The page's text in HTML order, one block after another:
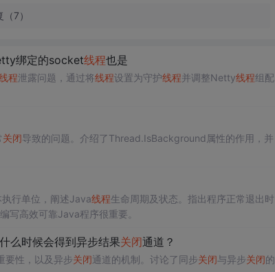
7）
绑定的socket线程也是
程泄露问题，通过将线程设置为守护线程并调整Netty线程组配
关闭导致的问题。介绍了Thread.IsBackground属性的作用，并
行单位，阐述Java线程生命周期及状态。指出程序正常退出时
写高效可靠Java程序很重要。
么时候会得到异步结果关闭通道？
要性，以及异步关闭通道的机制。讨论了同步关闭与异步关闭的